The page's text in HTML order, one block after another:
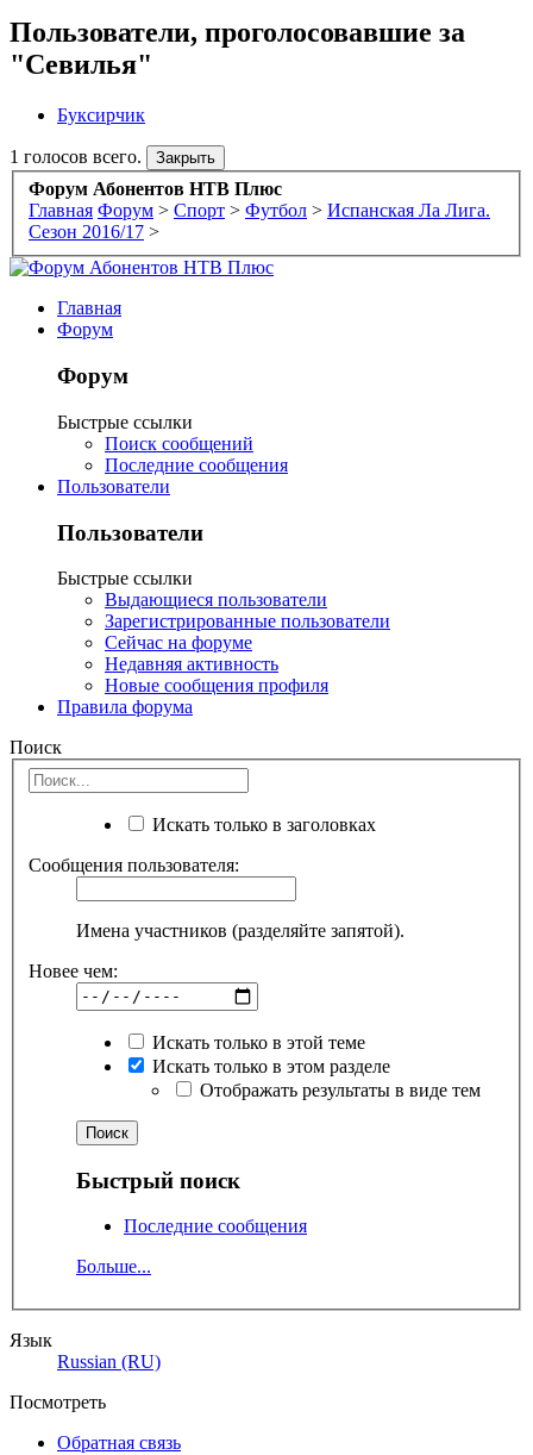
Пользователи, проголосовавшие за
"Севилья"
Буксирчик
1 голосов всего.
Форум Абонентов НТВ Плюс
Главная Форум > Спорт > Футбол > Испанская Ла Лига.
Сезон 2016/17 >
Главная
Форум
Форум
Быстрые ссылки
Поиск сообщений
Последние сообщения
Пользователи
Пользователи
Быстрые ссылки
Выдающиеся пользователи
Зарегистрированные пользователи
Сейчас на форуме
Недавняя активность
Новые сообщения профиля
Правила форума
Поиск
Искать только в заголовках
Сообщения пользователя:
Имена участников (разделяйте запятой).
Новее чем:
Искать только в этой теме
Искать только в этом разделе
Отображать результаты в виде тем
Быстрый поиск
Последние сообщения
Больше...
Язык
Russian (RU)
Посмотреть
Обратная связь